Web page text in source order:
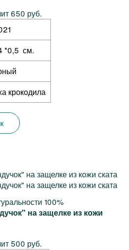
650 руб.
*0,5 см.
крокодила
100%
на защелке из кожи
500 руб.